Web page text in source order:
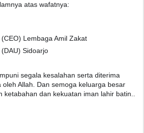
atas wafatnya:
Lembaga Amil Zakat
Sidoarjo
segala kesalahan serta diterima
Allah. Dan semoga keluarga besar
ketabahan dan kekuatan iman lahir batin..